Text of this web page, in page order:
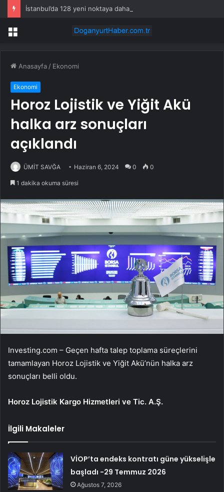
İstanbul’da 128 yeni noktaya daha EDS geliyor
Menü
Anasayfa / Ekonomi
Ekonomi
Horoz Lojistik ve Yiğit Akü
halka arz sonuçları
açıklandı
ÜMİT SAVĞA Haziran 6, 2024 0 0
1 dakika okuma süresi
Investing.com – Geçen hafta talep toplama süreçlerini
tamamlayan Horoz Lojistik ve Yiğit Akü’nün halka arz
sonuçları belli oldu.
Horoz Lojistik Kargo Hizmetleri ve Tic. A.Ş.
İlgili Makaleler
VİOP’ta endeks kontratı güne yükselişle
başladı -29 Temmuz 2026
Ağustos 7, 2026